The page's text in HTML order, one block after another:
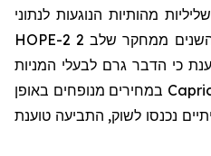
מהותיות הנוגעות לנתוני
הבטיחות והיעילות של ארבע השנים ממחקר שלב 2 HOPE-2
כי הדבר גרם לבעלי המניות
במחירים מנופחים באופן
נכנסו לשוק, התביעה טוענת